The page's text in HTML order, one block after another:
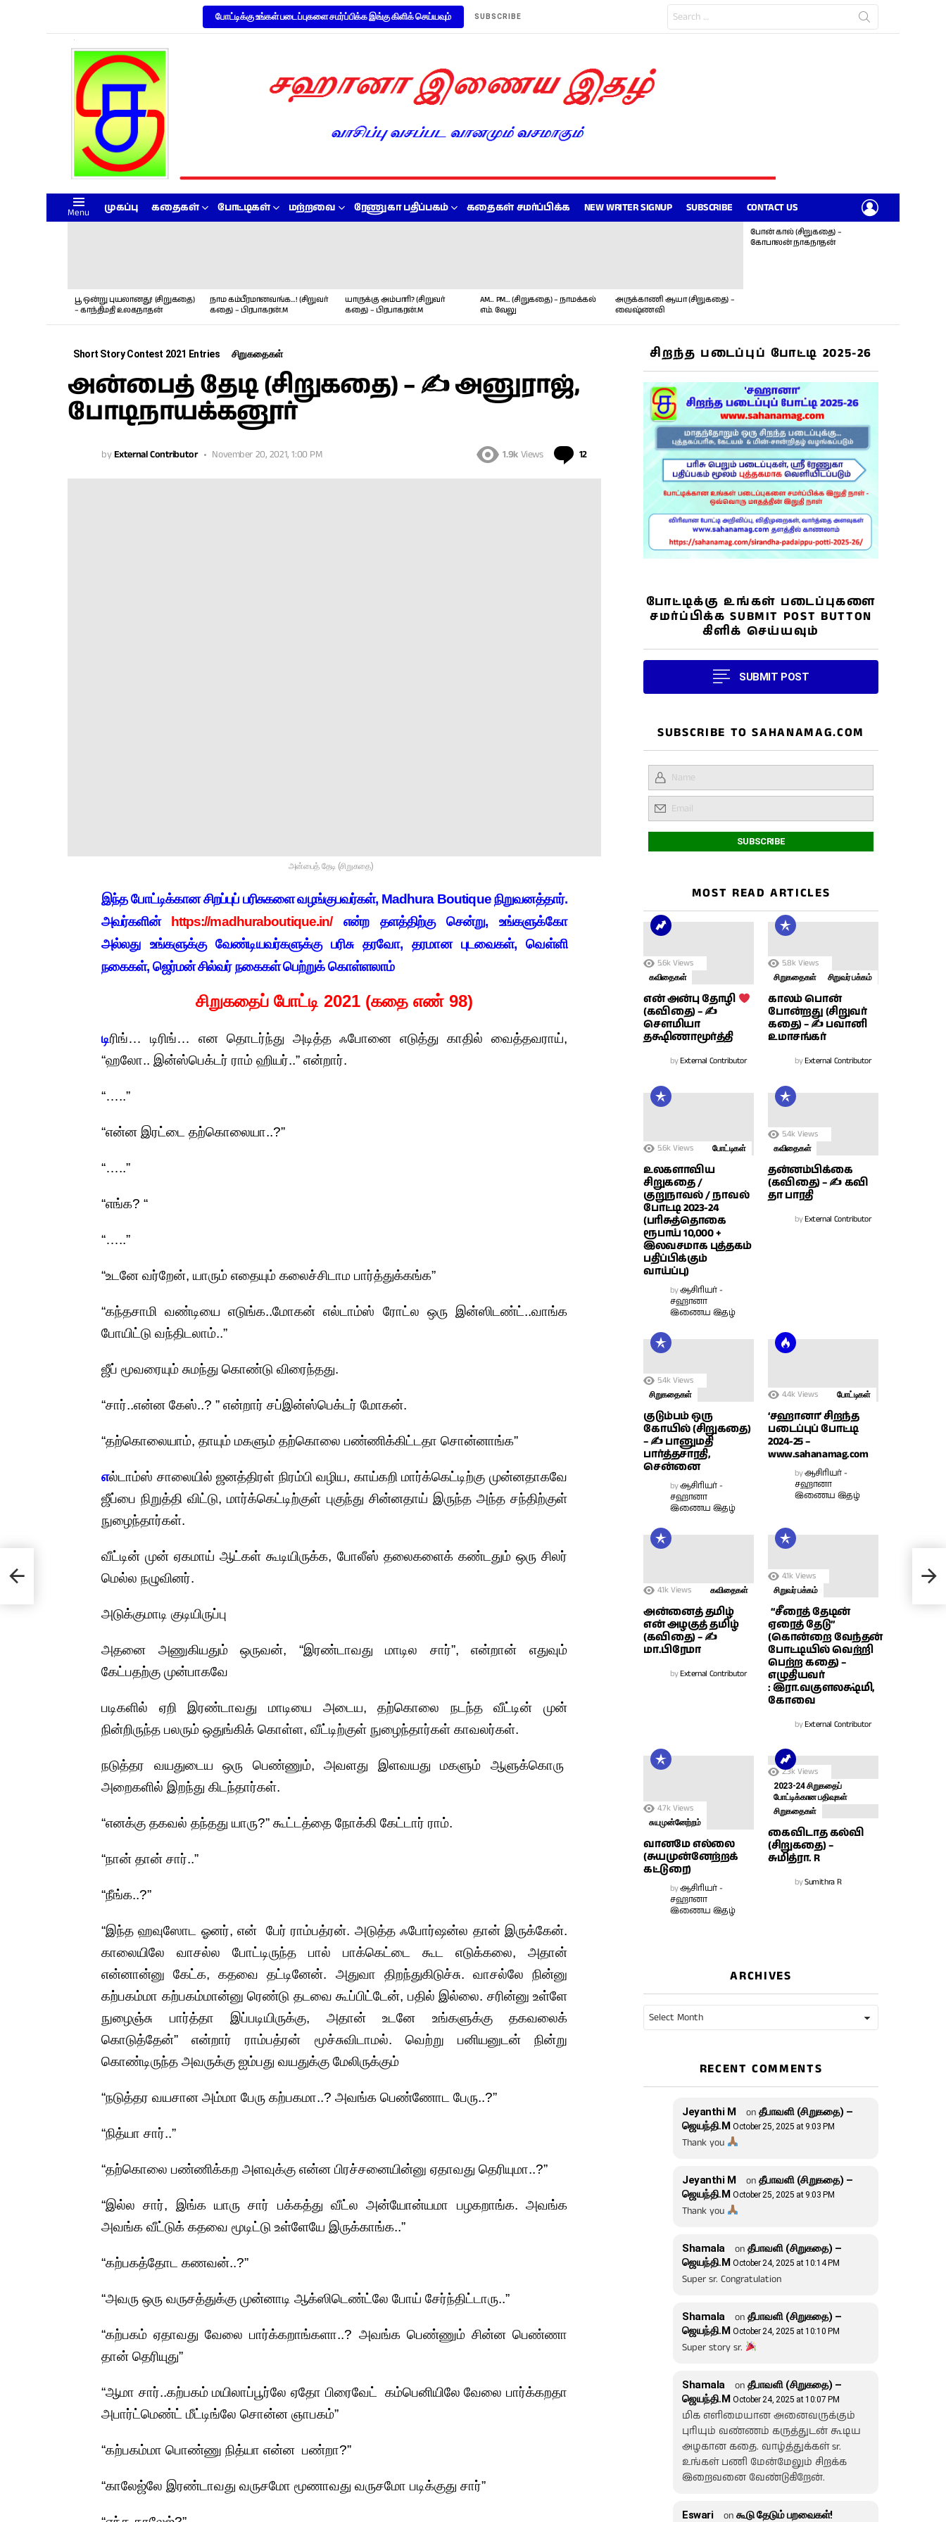
போட்டிக்கு உங்கள் படைப்புகளை சமர்ப்பிக்க இங்கு கிளிக் செய்யவும் SUBSCRIBE
for:
Menu முகப்பு கதைகள் போட்டிகள் மற்றவை ரேணுகா பதிப்பகம் கதைகள் சமர்ப்பிக்க NEW WRITER SIGNUP SUBSCRIBE CONTACT US
பூ ஒன்று புயலானது! (சிறுகதை)
– காந்திமதி உலகநாதன்
நாம கம்பீரமானவங்க…! (சிறுவர்
கதை) – பிரபாகரன்.M
யாருக்கு அம்பாரி? (சிறுவர்
கதை) – பிரபாகரன்.M
AM… PM… (சிறுகதை) – நாமக்கல்
எம். வேலு
அருக்காணி ஆயா (சிறுகதை) –
வைஷ்ணவி
போன் கால் (சிறுகதை) –
கோபாலன் நாகநாதன்
Short Story Contest 2021 Entries சிறுகதைகள்
அன்பைத் தேடி (சிறுகதை) – ✍ அனுராஜ்,
போடிநாயக்கனூர்
byExternal Contributor November 20, 2021, 1:00 PM 1.9k Views
12
அன்பைத் தேடி (சிறுகதை)
இந்த போட்டிக்கான சிறப்புப் பரிசுகளை வழங்குபவர்கள், Madhura Boutique நிறுவனத்தார்.
அவர்களின்
https://madhuraboutique.in/என்ற தளத்திற்கு சென்று, உங்களுக்கோ
அல்லது உங்களுக்கு வேண்டியவர்களுக்கு பரிசு தரவோ, தரமான புடவைகள், வெள்ளி
நகைகள், ஜெர்மன் சில்வர் நகைகள் பெற்றுக் கொள்ளலாம்
சிறுகதைப் போட்டி 2021 (கதை எண் 98)
டிரிங்… டிரிங்… என தொடர்ந்து அடித்த ஃபோனை எடுத்து காதில் வைத்தவராய்,
“ஹலோ.. இன்ஸ்பெக்டர் ராம் ஹியர்..” என்றார்.
“…..”
“என்ன இரட்டை தற்கொலையா..?”
“…..”
“எங்க? “
“…..”
“உடனே வர்றேன், யாரும் எதையும் கலைச்சிடாம பார்த்துக்கங்க”
“கந்தசாமி வண்டியை எடுங்க..மோகன் எல்டாம்ஸ் ரோட்ல ஒரு இன்ஸிடண்ட்..வாங்க
போயிட்டு வந்திடலாம்..”
ஜீப் மூவரையும் சுமந்து கொண்டு விரைந்தது.
“சார்..என்ன கேஸ்..? ” என்றார் சப்இன்ஸ்பெக்டர் மோகன்.
“தற்கொலையாம், தாயும் மகளும் தற்கொலை பண்ணிக்கிட்டதா சொன்னாங்க”
எல்டாம்ஸ் சாலையில் ஜனத்திரள் நிரம்பி வழிய, காய்கறி மார்க்கெட்டிற்கு முன்னதாகவே
ஜீப்பை நிறுத்தி விட்டு, மார்க்கெட்டிற்குள் புகுந்து சின்னதாய் இருந்த அந்த சந்திற்குள்
நுழைந்தார்கள்.
வீட்டின் முன் ஏகமாய் ஆட்கள் கூடியிருக்க, போலீஸ் தலைகளைக் கண்டதும் ஒரு சிலர்
மெல்ல நழுவினர்.
அடுக்குமாடி குடியிருப்பு
அதனை அணுகியதும் ஒருவன், “இரண்டாவது மாடில சார்”, என்றான் எதுவும்
கேட்பதற்கு முன்பாகவே
படிகளில் ஏறி இரண்டாவது மாடியை அடைய, தற்கொலை நடந்த வீட்டின் முன்
நின்றிருந்த பலரும் ஒதுங்கிக் கொள்ள, வீட்டிற்குள் நுழைந்தார்கள் காவலர்கள்.
நடுத்தர வயதுடைய ஒரு பெண்ணும், அவளது இளவயது மகளும் ஆளுக்கொரு
அறைகளில் இறந்து கிடந்தார்கள்.
“எனக்கு தகவல் தந்தது யாரு?” கூட்டத்தை நோக்கி கேட்டார் ராம்.
“நான் தான் சார்..”
“நீங்க..?”
“இந்த ஹவுஸோட ஓனர், என் பேர் ராம்பத்ரன். அடுத்த ஃபோர்ஷன்ல தான் இருக்கேன்.
காலையிலே வாசல்ல போட்டிருந்த பால் பாக்கெட்டை கூட எடுக்கலை, அதான்
என்னான்னு கேட்க, கதவை தட்டினேன். அதுவா திறந்துகிடுச்சு. வாசல்லே நின்னு
கற்பகம்மா கற்பகம்மான்னு ரெண்டு தடவை கூப்பிட்டேன், பதில் இல்லை. சரின்னு உள்ளே
நுழைஞ்சு பார்த்தா இப்படியிருக்கு, அதான் உடனே உங்களுக்கு தகவலைக்
கொடுத்தேன்” என்றார் ராம்பத்ரன் மூச்சுவிடாமல். வெற்று பனியனுடன் நின்று
கொண்டிருந்த அவருக்கு ஐம்பது வயதுக்கு மேலிருக்கும்
“நடுத்தர வயசான அம்மா பேரு கற்பகமா..? அவங்க பெண்ணோட பேரு..?”
“நித்யா சார்..”
“தற்கொலை பண்ணிக்கற அளவுக்கு என்ன பிரச்சனையின்னு ஏதாவது தெரியுமா..?”
“இல்ல சார், இங்க யாரு சார் பக்கத்து வீட்ல அன்யோன்யமா பழகறாங்க. அவங்க
அவங்க வீட்டுக் கதவை மூடிட்டு உள்ளேயே இருக்காங்க..”
“கற்பகத்தோட கணவன்..?”
“அவரு ஒரு வருசத்துக்கு முன்னாடி ஆக்ஸிடெண்ட்லே போய் சேர்ந்திட்டாரு..”
“கற்பகம் ஏதாவது வேலை பார்க்கறாங்களா..? அவங்க பெண்ணும் சின்ன பெண்ணா
தான் தெரியுது”
“ஆமா சார்..கற்பகம் மயிலாப்பூர்லே ஏதோ பிரைவேட் கம்பெனியிலே வேலை பார்க்கறதா
அபார்ட்மெண்ட் மீட்டிங்லே சொன்ன ஞாபகம்”
“கற்பகம்மா பொண்ணு நித்யா என்ன பண்றா?”
“காலேஜ்லே இரண்டாவது வருசமோ மூணாவது வருசமோ படிக்குது சார்”
மா.
சிறந்த படைப்புப் போட்டி 2025-26
போட்டிக்கு உங்கள் படைப்புகளை
சமர்ப்பிக்க SUBMIT POST BUTTON
கிளிக் செய்யவும்
SUBMIT POST
SUBSCRIBE TO SAHANAMAG.COM
MOST READ ARTICLES
5.6k Views
கவிதைகள்
என் அன்பு தோழி
(கவிதை) – ✍
சௌமியா
தக்ஷிணாமூர்த்தி
byExternal Contributor
5.8k Views
சிறுகதைகள் சிறுவர் பக்கம்
காலம் பொன்
போன்றது (சிறுவர்
கதை) – ✍ பவானி
உமாசங்கர்
byExternal Contributor
5.6k Views போட்டிகள்
உலகளாவிய
சிறுகதை /
குறுநாவல் / நாவல்
போட்டி 2023-24
(பரிசுத்தொகை
ரூபாய் 10,000 +
இலவசமாக புத்தகம்
பதிப்பிக்கும்
வாய்ப்பு)
byஆசிரியர் -
சஹானா
இணைய இதழ்
5.4k Views
கவிதைகள்
தன்னம்பிக்கை
(கவிதை) – ✍ கவி
தா பாரதி
byExternal Contributor
5.4k Views
சிறுகதைகள்
குடும்பம் ஒரு
கோயில் (சிறுகதை)
– ✍ பானுமதி
பார்த்தசாரதி,
சென்னை
byஆசிரியர் -
சஹானா
இணைய இதழ்
4.4k Views போட்டிகள்
‘சஹானா’ சிறந்த
படைப்புப் போட்டி
2024-25 –
www.sahanamag.com
byஆசிரியர் -
சஹானா
இணைய இதழ்
4.1k Views கவிதைகள்
அன்னைத் தமிழ்
என் அழகுத் தமிழ்
(கவிதை) – ✍
மா.பிரேமா
byExternal Contributor
4.1k Views
சிறுவர் பக்கம்
“சீரைத் தேடின்
ஏரைத் தேடு”
(கொன்றை வேந்தன்
போட்டியில் வெற்றி
பெற்ற கதை) –
எழுதியவர்
: இரா.வகுளலக்ஷ்மி,
கோவை
byExternal Contributor
4.7k Views
சுயமுன்னேற்றம்
வானமே எல்லை
(சுயமுன்னேற்றக்
கட்டுரை)
byஆசிரியர் -
சஹானா
இணைய இதழ்
2.3k Views
2023-24 சிறுகதைப்
போட்டிக்கான பதிவுகள்
சிறுகதைகள்
கைவிடாத கல்வி
(சிறுகதை) –
சுமித்ரா. R
bySumithra R
ARCHIVES
RECENT COMMENTS
Jeyanthi M on தீபாவளி (சிறுகதை) –
ஜெயந்தி.M October 25, 2025 at 9:03 PM
Thank you
Jeyanthi M on தீபாவளி (சிறுகதை) –
ஜெயந்தி.M October 25, 2025 at 9:03 PM
Thank you
Shamala onதீபாவளி (சிறுகதை) –
ஜெயந்தி.M October 24, 2025 at 10:14 PM
Super sr. Congratulation
Shamala onதீபாவளி (சிறுகதை) –
ஜெயந்தி.M October 24, 2025 at 10:10 PM
Super story sr.
Shamala onதீபாவளி (சிறுகதை) –
ஜெயந்தி.M October 24, 2025 at 10:07 PM
மிக எளிமையான அனைவருக்கும்
புரியும் வண்ணம் கருத்துடன் கூடிய
அழகான கதை. வாழ்த்துக்கள் sr.
உங்கள் பணி மேன்மேலும் சிறக்க
இறைவனை வேண்டுகிறேன்.
Eswari on கூடு தேடும் பறவைகள்!